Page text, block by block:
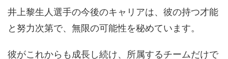
井上黎生人選手の今後のキャリアは、彼の持つ才能
と努力次第で、無限の可能性を秘めています。
彼がこれからも成長し続け、所属するチームだけで